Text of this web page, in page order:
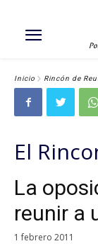
Inicio Rincón de
El
La
reunir a
1 febrero 2011